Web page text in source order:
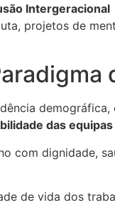
Intergeracional
projetos de
das equipas
com dignidade,
de vida dos